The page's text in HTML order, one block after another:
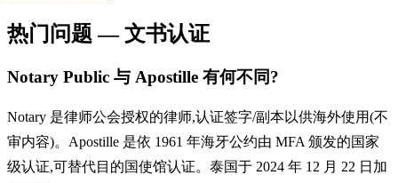
热门问题 — 文书认证
Notary Public 与 Apostille 有何不同?
Notary 是律师公会授权的律师,认证签字/副本以供海外使用(不
审内容)。Apostille 是依 1961 年海牙公约由 MFA 颁发的国家
级认证,可替代目的国使馆认证。泰国于 2024 年 12 月 22 日加